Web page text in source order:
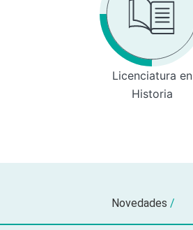
Licenciatura en
Historia
Novedades /